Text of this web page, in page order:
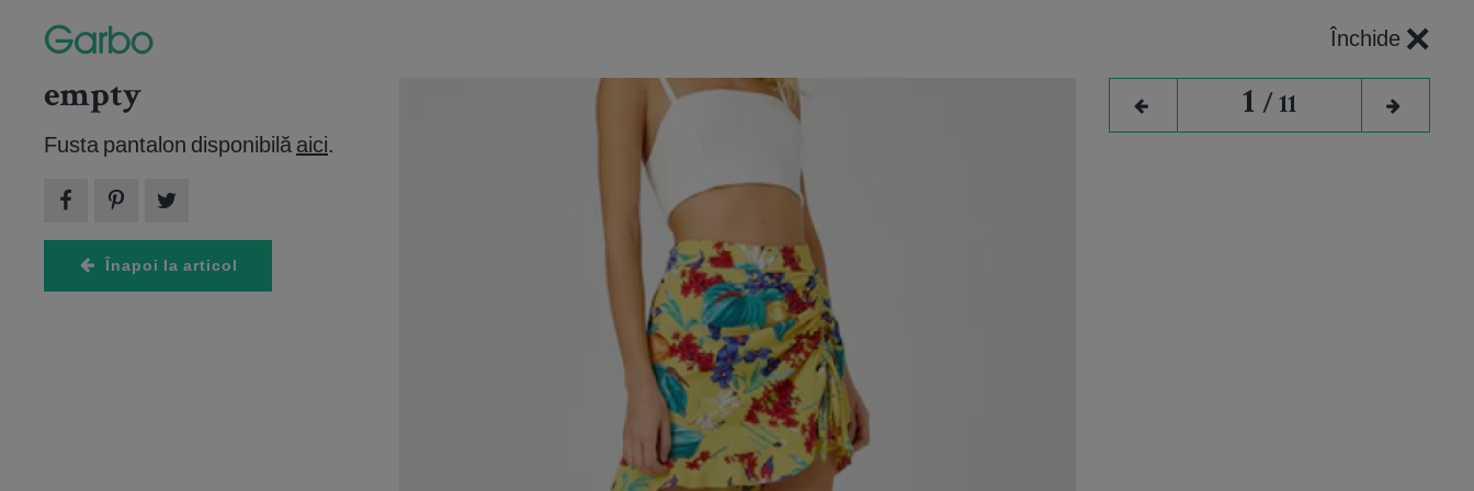
Închide ×
Articole recomandate
Horoscop săptămânal: Care
este ziua ta norocoasă în
4 imagini
HOROSCOP
Mercur în Leu aduce două
săptămâni în care orgoliul
1 / 11
empty
Fusta pantalon disponibilă aici.
Înapoi la articol